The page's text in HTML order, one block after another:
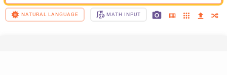
NATURAL LANGUAGE MATH INPUT